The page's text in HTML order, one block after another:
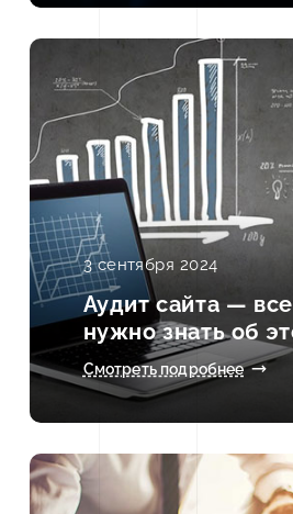
3 сентября 2024
Аудит сайта —
нужно знать об
Смотреть подробнее